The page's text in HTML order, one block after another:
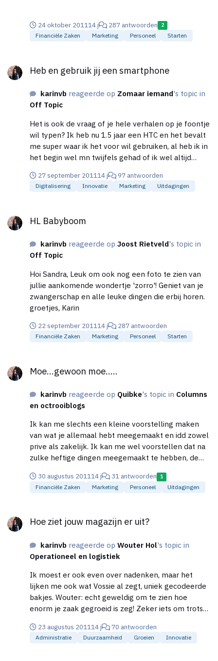
24 oktober 201114 j 287 antwoorden 2
Financiële Zaken Marketing Personeel Starten
Heb en gebruik jij een smartphone
karinvb reageerde op Zomaar iemand's topic in
Off Topic
Het is ook de vraag of je hele verhalen op je foontje
wil typen? Ik heb nu 1.5 jaar een HTC en het bevalt
me super waar ik het voor wil gebruiken, al heb ik in
het begin wel mn twijfels gehad of ik wel altijd
(bijna) niet meer zonder kunnen. Navigatie staat
erop, ik kan als ik wil even een telefoonnummer
door de kleine toetsjes (ook al heb ik niet van die
kwestie (dat kan ook nog met zo'n ding). Sinds kort
heb ik ook mn bankdingen erop staan erg makkelijk
om niet altijd je computer aan te hoeven slingeren.
File informatie als je op weg bent En natuurlijk voor
de afleiding 'nu.nl', what's app en nog wat
handigheden, zoals buienradar (oerhollands gebruik,
om even het weer te checken).. Allemaal niet
noodzakelijk, maar het geeft me in tegenstelling tot
wat ik dacht toch wel wat rust. Ik hou me daarnaast
voor de persoon die tegenover je staat. Al blijft het
je is.
27 september 201114 j 97 antwoorden
Digitalisering Innovatie Marketing Uitdagingen
HL Babyboom
karinvb reageerde opJoost Rietveld's topic in
Off Topic
Hoi Sandra, Leuk om ook nog een foto te zien van
jullie aankomende wondertje 'zorro'! Geniet van je
zwangerschap en alle leuke dingen die erbij horen.
groetjes, Karin
22 september 201114 j 287 antwoorden
Financiële Zaken Marketing Personeel Starten
Moe...gewoon moe.....
karinvb reageerde op Quibke's topic in Columns
en octrooiblogs
Ik kan me slechts een kleine voorstelling maken
van wat je allemaal hebt meegemaakt en idd zowel
prive als zakelijk. Ik kan me wel voorstellen dat na
zulke heftige dingen meegemaakt te hebben, de
niet ;-) ) en dat je constant op je reserves aan het
teren bent, elke tegenslag (hoe klein ook) is er dan
dat het ook geen kwaad kan om op tijd
heerlijk opluchten. Heel veel sterkte, en laat die
dingen waar je geen zin in hebt, en geen echte prio
hebben, voorlopig lekker voor wat ze zijn...
30 augustus 201114 j 31 antwoorden 1
Financiële Zaken Marketing Personeel Uitdagingen
Hoe ziet jouw magazijn er uit?
karinvb reageerde opWouter Hol's topic in
Operationeel en logistiek
Ik moest er ook even over nadenken, maar het
lijken me ook wat Vossie al zegt, uniek gecodeerde
bakjes. Wouter: echt geweldig om te zien hoe
enorm je zaak gegroeid is zeg! Zeker iets om trots
23 augustus 2011 14 j 70 antwoorden
Administratie Duurzaamheid Groeien Innovatie